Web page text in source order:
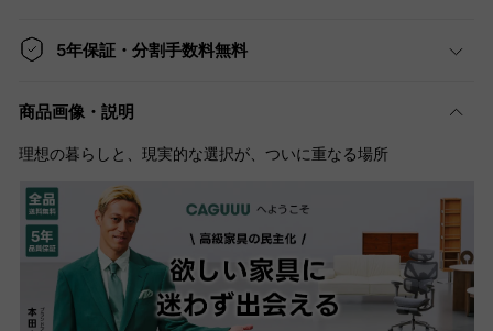
5年保証・分割手数料無料
商品画像・説明
理想の暮らしと、現実的な選択が、ついに重なる場所